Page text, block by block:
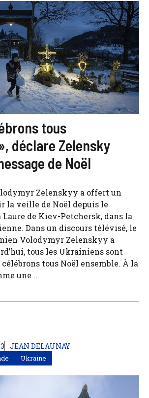
tous
déclare Zelensky
de Noël
Zelenskyy a offert un
la veille de Noël depuis le
Laure de Kiev-Petchersk, dans la
Dans un discours télévisé, le
Volodymyr Zelenskyy a
tous les Ukrainiens sont
célébrons tous Noël ensemble. À la
une ...
JEAN DELAUNAY
Ukraine